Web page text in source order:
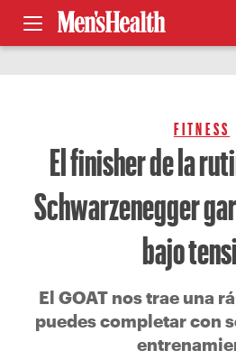
FITNESS
El finisher de la
Schwarzenegger
bajo
El GOAT nos trae una
puedes completar con